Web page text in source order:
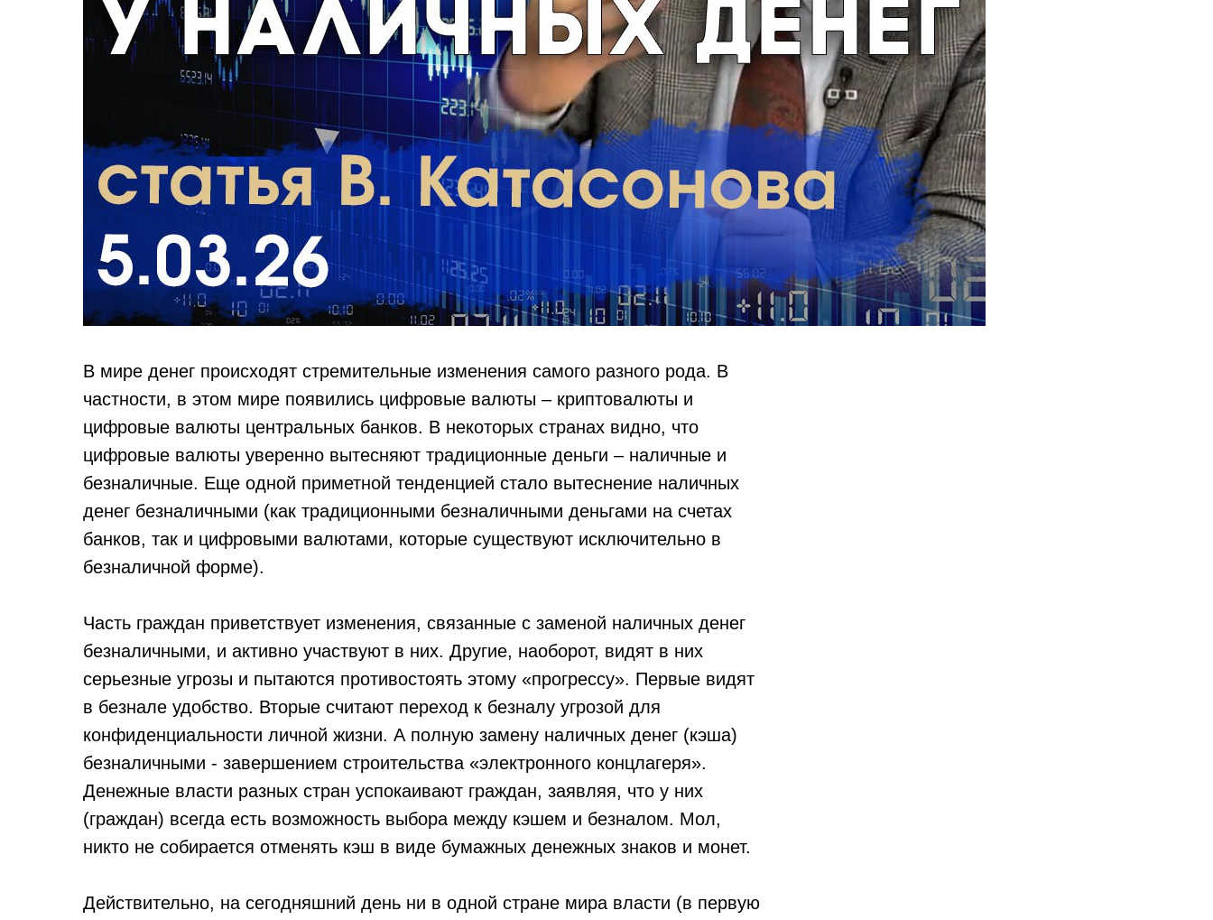
В мире денег происходят стремительные изменения самого разного рода. В
частности, в этом мире появились цифровые валюты – криптовалюты и
цифровые валюты центральных банков. В некоторых странах видно, что
цифровые валюты уверенно вытесняют традиционные деньги – наличные и
безналичные. Еще одной приметной тенденцией стало вытеснение наличных
денег безналичными (как традиционными безналичными деньгами на счетах
банков, так и цифровыми валютами, которые существуют исключительно в
безналичной форме).
Часть граждан приветствует изменения, связанные с заменой наличных денег
безналичными, и активно участвуют в них. Другие, наоборот, видят в них
серьезные угрозы и пытаются противостоять этому «прогрессу». Первые видят
в безнале удобство. Вторые считают переход к безналу угрозой для
конфиденциальности личной жизни. А полную замену наличных денег (кэша)
безналичными - завершением строительства «электронного концлагеря».
Денежные власти разных стран успокаивают граждан, заявляя, что у них
(граждан) всегда есть возможность выбора между кэшем и безналом. Мол,
никто не собирается отменять кэш в виде бумажных денежных знаков и монет.
Действительно, на сегодняшний день ни в одной стране мира власти (в первую